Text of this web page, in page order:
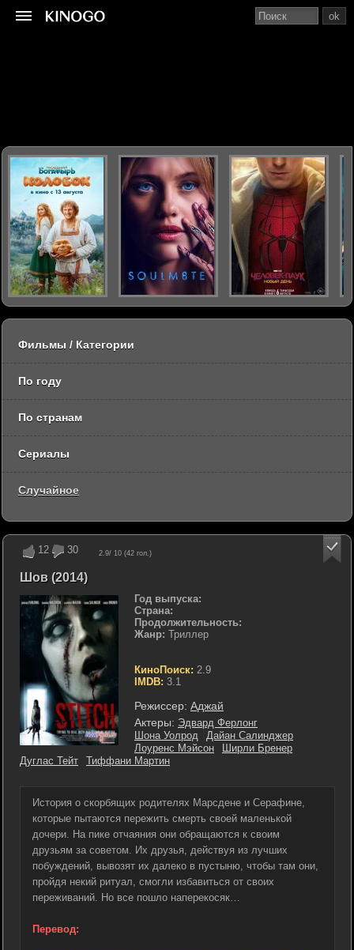
12 30 2.9/ 10 (42 гол.)
Шов (2014)
Год выпуска:
Страна:
Продолжительность:
Жанр: Триллер
КиноПоиск: 2.9
IMDB: 3.1
Режиссер: Аджай
Актеры: Эдвард Ферлонг
Шона Уолрод
Дайан Салинджер
Лоуренс Мэйсон
Ширли Бренер
Дуглас Тейт
Тиффани Мартин
История о скорбящих родителях Марсдене и Серафине,
которые пытаются пережить смерть своей маленькой
дочери. На пике отчаяния они обращаются к своим
друзьям за советом. Их друзья, действуя из лучших
побуждений, вывозят их далеко в пустыню, чтобы там они,
пройдя некий ритуал, смогли избавиться от своих
переживаний. Но все пошло наперекосяк…
Перевод:
ok
Фильмы / Категории
По году
По странам
Сериалы
Случайное